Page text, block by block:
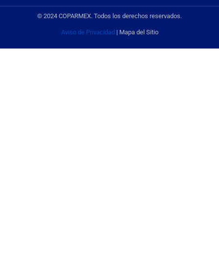
© 2024 COPARMEX. Todos los derechos reservados.
Aviso de Privacidad | Mapa del Sitio